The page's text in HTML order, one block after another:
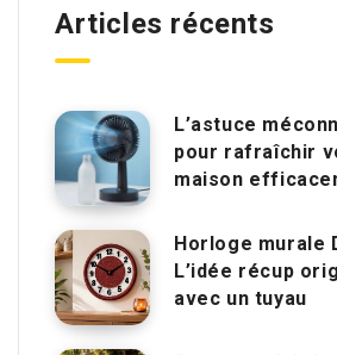
Articles récents
L’astuce
pour rafraîchir
maison
Horloge murale
L’idée récup
avec un tuyau